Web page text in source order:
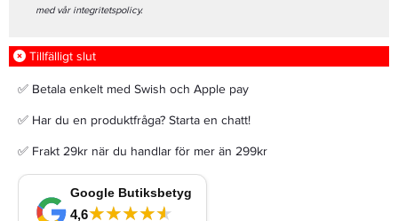
med vår integritetspolicy.
Tillfälligt slut
✅ Betala enkelt med Swish och Apple pay
✅ Har du en produktfråga? Starta en chatt!
✅ Frakt 29kr när du handlar för mer än 299kr